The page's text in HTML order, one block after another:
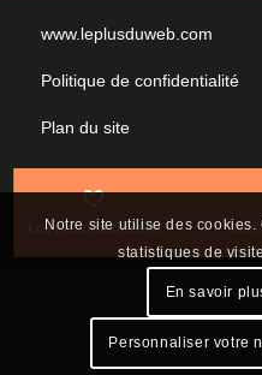
Les incontournables
www.leplusduweb.com
Politique de confidentialité
Plan du site
Mentions légales
Nous contacter
Notre site utilise des
statistiques de
En savoir
Personnaliser votre